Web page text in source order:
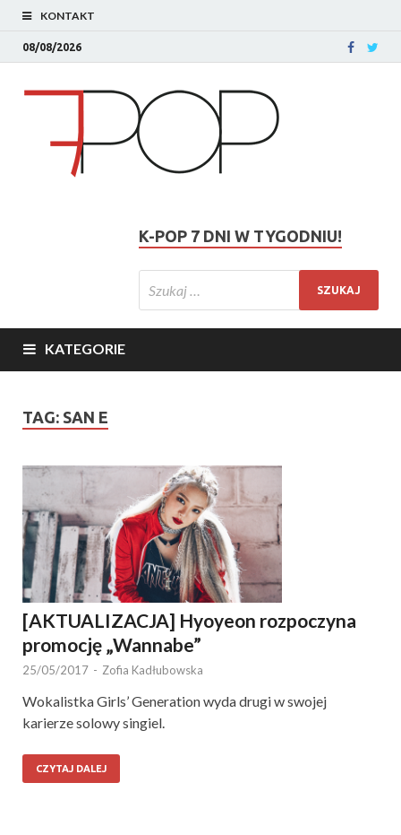
KONTAKT
08/08/2026
K-POP 7 DNI W TYGODNIU!
KATEGORIE
TAG: SAN E
[AKTUALIZACJA] Hyoyeon rozpoczyna
promocję „Wannabe”
25/05/2017 - Zofia Kadłubowska
Wokalistka Girls’ Generation wyda drugi w swojej
karierze solowy singiel.
CZYTAJ DALEJ